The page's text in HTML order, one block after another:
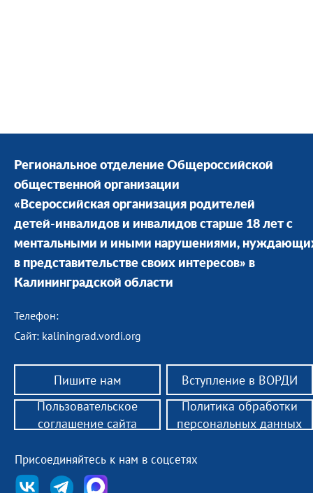
Региональное отделение Общероссийской
общественной организации
«Всероссийская организация родителей
детей-инвалидов и инвалидов старше 18 лет с
ментальными и иными нарушениями,
в представительстве своих интересов» в
Калининградской области
Телефон:
Сайт: kaliningrad.vordi.org
Пишите нам Вступление в ВОРДИ
Присоединяйтесь к нам в соцсетях
Пользовательское
соглашение сайта
Политика обработки
персональных данных